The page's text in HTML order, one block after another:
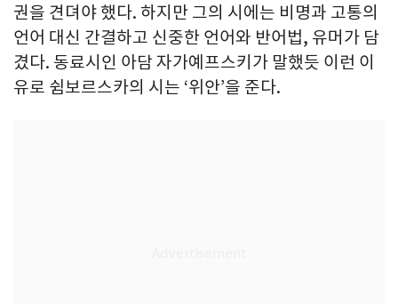
권을 견뎌야 했다. 하지만 그의 시에는 비명과 고통의
언어 대신 간결하고 신중한 언어와 반어법, 유머가 담
겼다. 동료시인 아담 자가예프스키가 말했듯 이런 이
유로 쉼보르스카의 시는 ‘위안’을 준다.